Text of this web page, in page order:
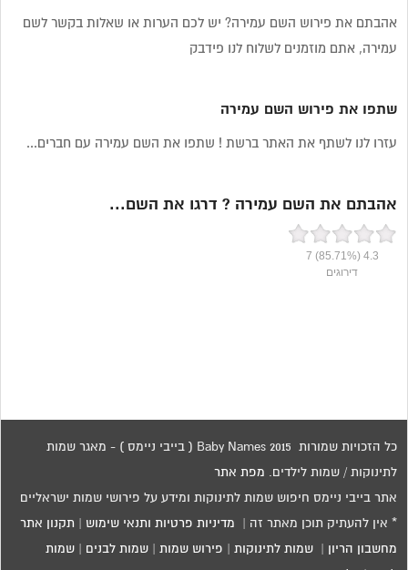
אהבתם את פירוש השם עמירה? יש לכם הערות או שאלות בקשר לשם
עמירה, אתם מוזמנים לשלוח לנו פידבק
שתפו את פירוש השם עמירה
עזרו לנו לשתף את האתר ברשת ! שתפו את השם עמירה עם חברים...
אהבתם את השם עמירה ? דרגו את השם...
4.3
(85.71%)
7
דירוגים
כל הזכויות שמורות 2015 Baby Names ( בייבי ניימס ) - מאגר שמות
לתינוקות / שמות לילדים. מפת אתר
אתר בייבי ניימס חיפוש שמות לתינוקות ומידע על פירושי שמות ישראליים
* אין להעתיק תוכן מאתר זה | מדיניות פרטיות ותנאי שימוש תקנון אתר
מחשבון הריון |שמות לתינוקות פירוש שמות |שמות לבנים |שמות